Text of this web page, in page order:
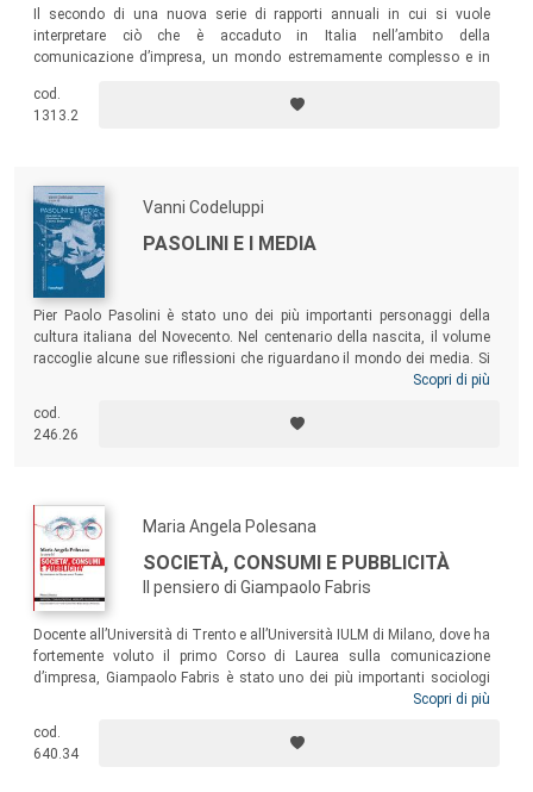
Il secondo di una nuova serie di rapporti annuali in cui si vuole
interpretare ciò che è accaduto in Italia nell’ambito della
comunicazione d’impresa, un mondo estremamente complesso e in
cod.
1313.2
Vanni Codeluppi
PASOLINI E I MEDIA
Pier Paolo Pasolini è stato uno dei più importanti personaggi della
cultura italiana del Novecento. Nel centenario della nascita, il volume
raccoglie alcune sue riflessioni che riguardano il mondo dei media. Si
tratta di riflessioni che egli ha sviluppato con notevole impegno perché
oggi per comprendere il funzionamento di due strumenti di
comunicazione estremamente importanti: il cinema e la televisione.
Scopri di più
cod.
246.26
Maria Angela Polesana
SOCIETÀ, CONSUMI E PUBBLICITÀ
Il pensiero di Giampaolo Fabris
Docente all’Università di Trento e all’Università IULM di Milano, dove ha
fortemente voluto il primo Corso di Laurea sulla comunicazione
d’impresa, Giampaolo Fabris è stato uno dei più importanti sociologi
italiani, consulente di grandi aziende, di gruppi editoriali e partiti
grazie agli interventi di alcuni importanti studiosi che si sono formati
collaborando con lui: Vanni Codeluppi, Guido Di Fraia, Mauro Ferraresi,
Scopri di più
cod.
640.34